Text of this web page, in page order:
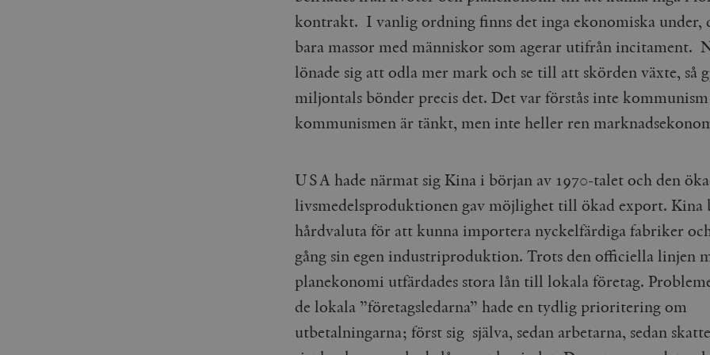
kontrakt. I vanlig ordning finns det inga ekonomiska under,
bara massor med människor som agerar utifrån incitament.
lönade sig att odla mer mark och se till att skörden växte, så
miljontals bönder precis det. Det var förstås inte kommunism
kommunismen är tänkt, men inte heller ren
USA hade närmat sig Kina i början av 1970-talet och den
livsmedelsproduktionen gav möjlighet till ökad export. Kina
hårdvaluta för att kunna importera nyckelfärdiga fabriker
gång sin egen industriproduktion. Trots den officiella linjen
planekonomi utfärdades stora lån till lokala företag.
de lokala ”företagsledarna” hade en tydlig prioritering om
utbetalningarna; först sig själva, sedan arbetarna, sedan
.timbro.se
unikt värde för varje besökt sida och används för
sidvisningar.
sekunder
Detta är en mönstertyps-cookie som har ställts in
mönsterelementet i namnet innehåller det unika
kontot eller webbplatsen det hänför sig till. Det
som används för att begränsa mängden data
webbplatser med hög trafikvolym.
_ga_YBG49SLCTY .timbro.se
1 år 1
Denna cookie används av Google Analytics för att
_hjIncludedInSessionSample_675006 .timbro.se
timbro.se
Cloudflare
.podbean.com
30
Denna cookie används för att skilja mellan människor och
för webbplatsen för att göra giltiga rapporter om
Meta
Platform Inc.
månader
Används av Facebook för att leverera en serie
från tredjepartsannonsörer